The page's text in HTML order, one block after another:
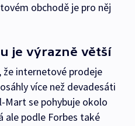
obchodě je pro něj
je výrazně větší
že internetové prodeje
více než devadesáti
Mart se pohybuje okolo
ale podle Forbes také